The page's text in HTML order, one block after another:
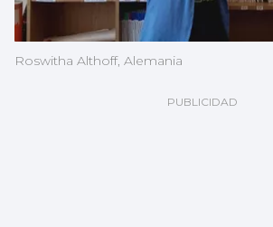
Roswitha Althoff, Alemania